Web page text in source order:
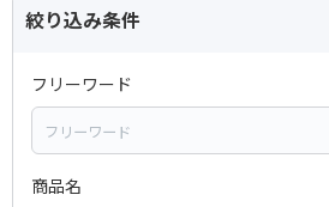
絞り込み条件
フリーワード
商品名